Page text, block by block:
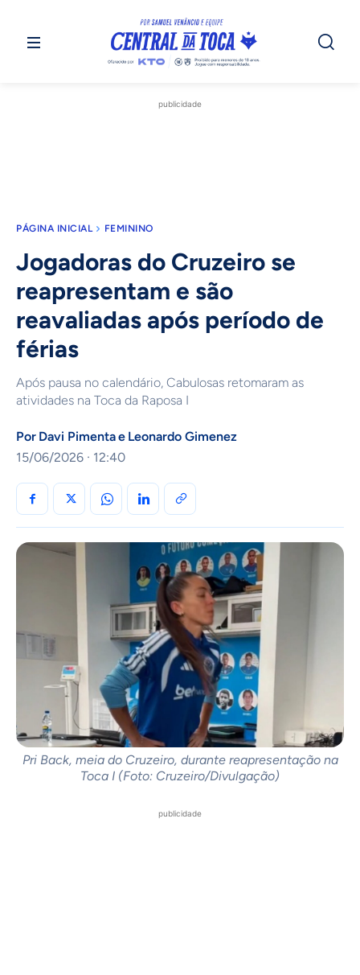
publicidade
PÁGINA INICIAL FEMININO
Jogadoras do Cruzeiro se
reapresentam e são
reavaliadas após período de
férias
Após pausa no calendário, Cabulosas retomaram as
atividades na Toca da Raposa I
Por Davi Pimentae Leonardo Gimenez
15/06/2026 · 12:40
Pri Back, meia do Cruzeiro, durante reapresentação na
Toca I (Foto: Cruzeiro/Divulgação)
publicidade